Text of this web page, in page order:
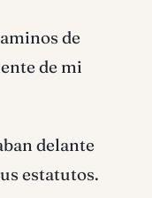
de
de mi
delante
estatutos.